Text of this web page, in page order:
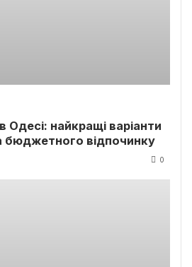
Одесі: найкращі варіанти
бюджетного відпочинку
0